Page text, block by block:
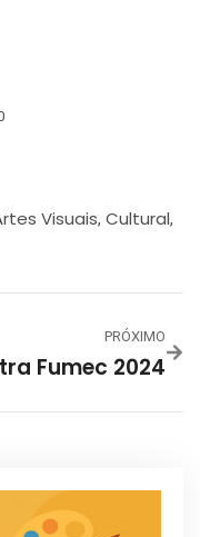
Visuais, Cultural,
PRÓXIMO
Fumec 2024